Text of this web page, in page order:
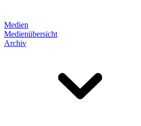
Medien
Medienübersicht
Archiv